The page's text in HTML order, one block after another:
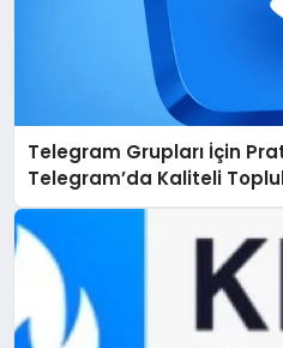
Telegram Grupları İçin
Telegram’da Kaliteli